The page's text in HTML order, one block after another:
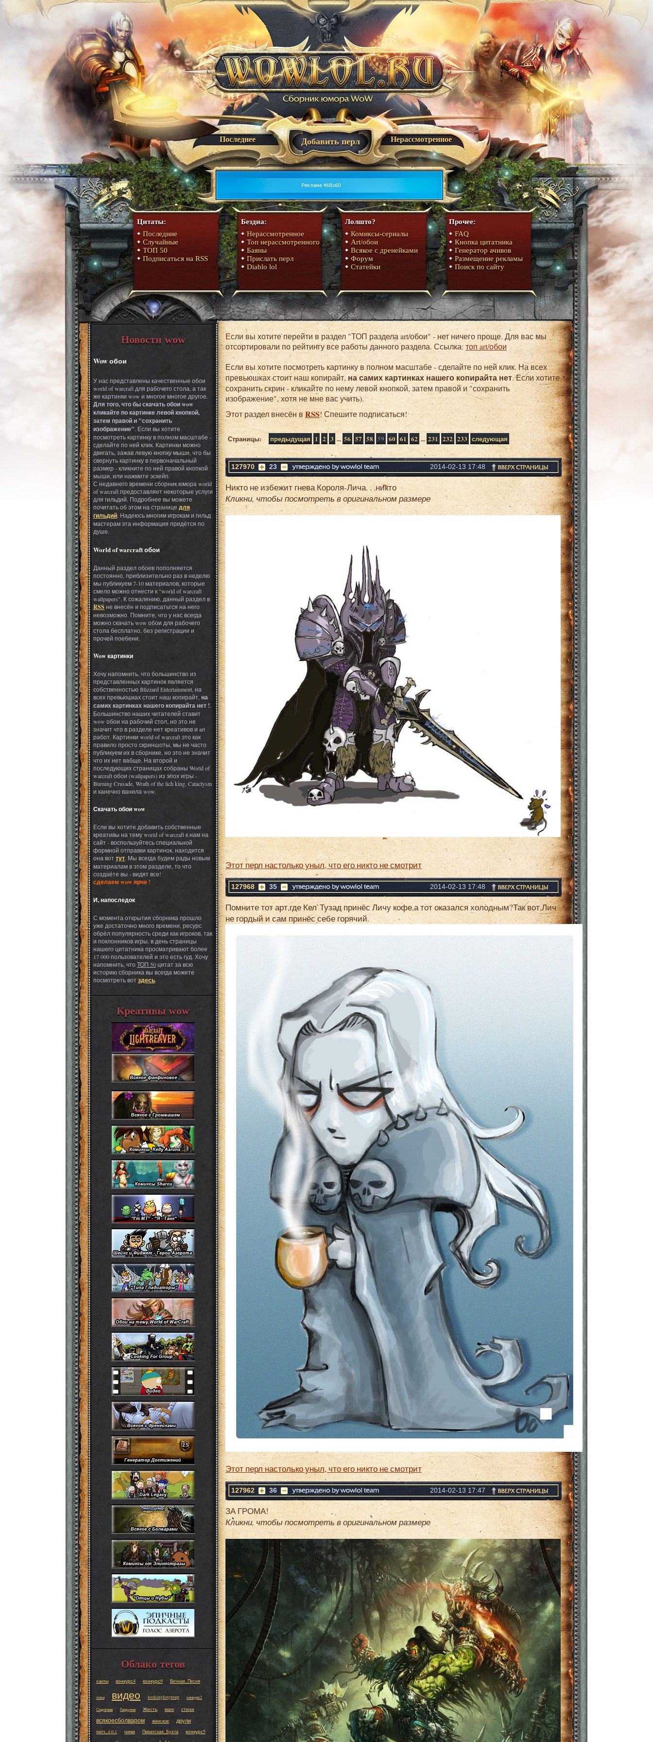
Последнее Нерассмотренное
Добавить перл
Цитаты:
Последние
Случайные
ТОП 50
Подписаться на RSS
Бездна:
Нерассмотренное
Топ нерассмотренного
Баяны
Прислать перл
Diablo lol
Лолшто?
Комиксы-сериалы
Art/обои
Всякое с дренейками
Форум
Статейки
Прочее:
FAQ
Кнопка цитатника
Генератор ачивов
Размещение рекламы
Поиск по сайту
Новости wow
Wow обои
У нас представлены качественные обои
world of warcraft для рабочего стола, а так
же картинки wow и многое многое другое.
Для того, что бы скачать обои wow
кликайте по картинке левой кнопкой,
затем правой и "сохранить
изображение". Если вы хотите
посмотреть картинку в полном масштабе -
сделайте по ней клик. Картинки можно
двигать, зажав левую кнопку мыши, что бы
свернуть картинку в первоначальный
размер - кликните по ней правой кнопкой
мыши, или нажмите эскейп.
С недавнего времени сборник юмора world
of warcraft предоставляет некоторые услуги
для гильдий. Подробнее вы можете
почитать об этом на странице для
гильдий. Надеюсь многим игрокам и гильд
мастерам эта информация придётся по
душе.
World of warcraft обои
Данный раздел обоев пополняется
постоянно, приблизительно раз в неделю
мы публикуем 7-10 материалов, которые
смело можно отнести к "world of warcraft
wallpapers". К сожалению, данный раздел в
RSS не внесён и подписатьтся на него
невозможно. Помните, что у нас всегда
можно скачать wow обои для рабочего
стола бесплатно, без регистрации и
прочей поебени.
Wow картинки
Хочу напомнить, что большинство из
представленных картинок является
собственностью Blizzard Entertainment, на
всех превьюшках стоит наш копирайт, на
самих картинках нашего копирайта нет !.
Большинство наших читателей ставит
wow обои на рабочий стол, но это не
значит что в разделе нет креативов и art
работ. Картинки world of warcraft это как
правило просто скриншоты, мы не часто
публикуем их в сборнике, но это не значит
что их нет вабще. На второй и
последующих страницах собраны World of
warcraft обои (wallpapers) из эпох игры -
Burning Crusade, Wrath of the lich king, Cataclysm
и канечно ванила wow.
Скачать обои wow
Если вы хотите добавить собственные
креативы на тему world of warcraft к нам на
сайт - воспользуйтесь специальной
формной отправки картинок, находится
она воттут. Мы всегда будем рады новым
материалам в этом разделе, то что
создаёте вы - видят все!
сделаем wow ярче !
И, напоследок
С момента открытия сборника прошло
уже достаточно много времени, ресурс
обрёл популярность среди как игроков, так
и поклонников игры, в день страницы
нашего цитатника просматривают более
17 000 пользователей и это есть гуд. Хочу
напомнить, чтоТОП 50цитат за всю
историю сборника вы всегда можете
посмотреть вотздесь.
Креативы wow
Облако тегов
ханты конкурс4 конкурс9 Вечная_Песня
локи видео lookingforgroup конкурс2
Седогрив Гордунни Жесть маги стихи
всякоесболваром женское друли
патч_4.0.1 ники Пиратская_Бухта конкурс5
Если вы хотите перейти в раздел "ТОП раздела art/обои" - нет ничего проще. Для вас мы
отсортировали по рейтингу все работы данного раздела. Ссылка: топ art/обои
Если вы хотите посмотреть картинку в полном масштабе - сделайте по ней клик. На всех
превьюшках стоит наш копирайт,на самих картинках нашего копирайта нет. Если хотите
сохранить скрин - кликайте по нему левой кнопкой, затем правой и "сохранить
изображение", хотя не мне вас учить).
Этот раздел внесён в RSS! Спешите подписаться!
Страницы: предыдущая 1 2 3 ... 56 57 58 59 60 61 62 ...231 232 233 следующая
127970 23 2014-02-13 17:48
Никто не избежит гнева Короля-Лича. . .никто
Кликни, чтобы посмотреть в оригинальном размере
Этот перл настолько уныл, что его никто не смотрит
127968 35 2014-02-13 17:48
Помните тот арт,где Кел`Тузад принёс Личу кофе,а тот оказался холодным?Так вот,Лич
не гордый и сам принёс себе горячий.
Этот перл настолько уныл, что его никто не смотрит
127962 36 2014-02-13 17:47
ЗА ГРОМА!
Кликни, чтобы посмотреть в оригинальном размере